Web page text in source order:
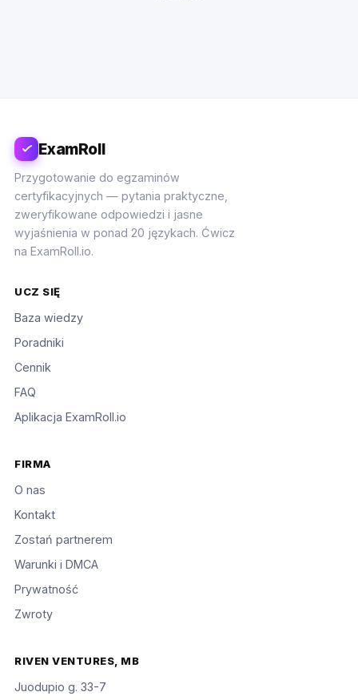
ExamRoll
Przygotowanie do egzaminów
certyfikacyjnych — pytania praktyczne,
zweryfikowane odpowiedzi i jasne
wyjaśnienia w ponad 20 językach. Ćwicz
na ExamRoll.io.
UCZ SIĘ
Baza wiedzy
Poradniki
Cennik
FAQ
Aplikacja ExamRoll.io
FIRMA
O nas
Kontakt
Zostań partnerem
Warunki i DMCA
Prywatność
Zwroty
RIVEN VENTURES, MB
Juodupio g. 33-7